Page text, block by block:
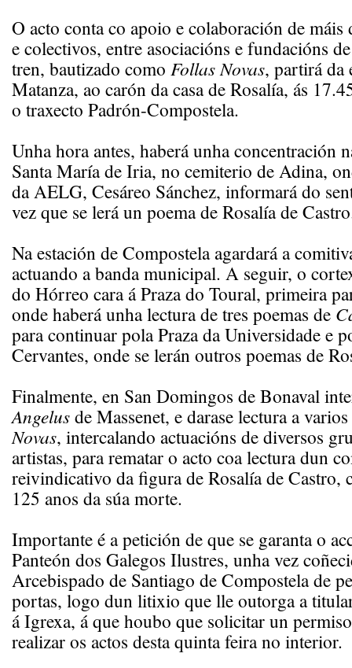
O acto conta co apoio e colaboración de máis
e colectivos, entre asociacións e fundacións
tren, bautizado como Follas Novas, partirá da
Matanza, ao carón da casa de Rosalía, ás
o traxecto Padrón-Compostela.
Unha hora antes, haberá unha concentración
Santa María de Iria, no cemiterio de Adina,
da AELG, Cesáreo Sánchez, informará do
vez que se lerá un poema de Rosalía de
Na estación de Compostela agardará a
actuando a banda municipal. A seguir, o
do Hórreo cara á Praza do Toural, primeira
onde haberá unha lectura de tres poemas de
para continuar pola Praza da Universidade e
Cervantes, onde se lerán outros poemas de
Finalmente, en San Domingos de Bonaval
Angelusde Massenet, e darase lectura a
Novas, intercalando actuacións de diversos
artistas, para rematar o acto coa lectura dun
reivindicativo da figura de Rosalía de Castro,
125 anos da súa morte.
Importante é a petición de que se garanta o
Panteón dos Galegos Ilustres, unha vez
Arcebispado de Santiago de Compostela de
portas, logo dun litixio que lle outorga a
á Igrexa, á que houbo que solicitar un
realizar os actos desta quinta feira no interior.